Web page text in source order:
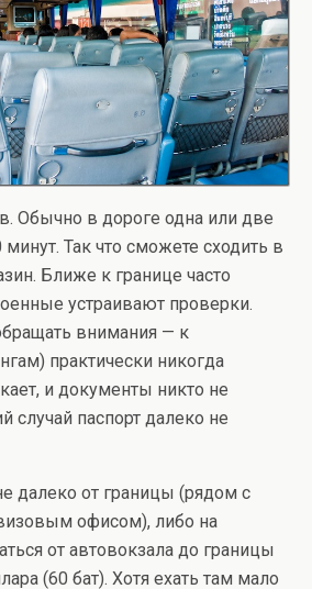
Обычно в дороге одна или две
Так что сможете сходить в
Ближе к границе часто
устраивают проверки.
внимания — к
практически никогда
и документы никто не
случай паспорт далеко не
далеко от границы (рядом с
офисом), либо на
от автовокзала до границы
(60 бат). Хотя ехать там мало